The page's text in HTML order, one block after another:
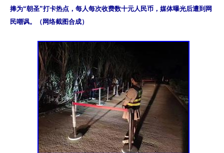
捧为“朝圣”打卡热点，每人每次收费数十元人民币，媒体曝光后遭到网
民嘲讽。（网络截图合成）